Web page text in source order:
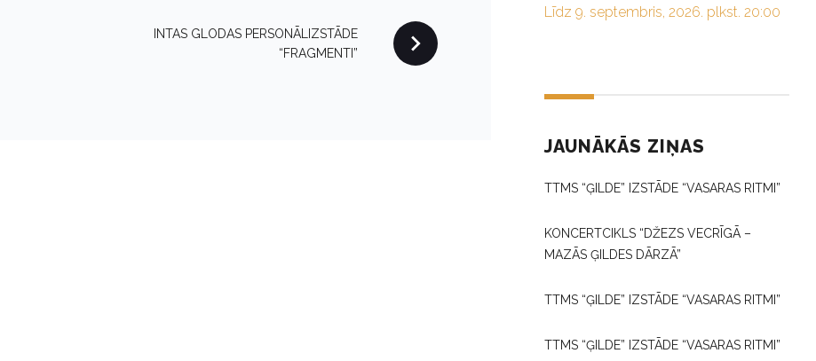
INTAS GLODAS PERSONĀLIZSTĀDE
“FRAGMENTI”
Līdz 9. septembris, 2026. plkst. 20:00
JAUNĀKĀS ZIŅAS
TTMS “ĢILDE” IZSTĀDE “VASARAS RITMI”
KONCERTCIKLS “DŽEZS VECRĪGĀ –
MAZĀS ĢILDES DĀRZĀ”
TTMS “ĢILDE” IZSTĀDE “VASARAS RITMI”
TTMS “ĢILDE” IZSTĀDE “VASARAS RITMI”